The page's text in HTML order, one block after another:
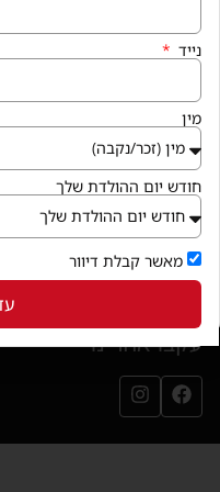
איך מגיעים
חנייה במקום ללא עלות
בואו לבקר
(נפתח בחלון חדש)
שירותי הקניון
עקבו אחרינו
עמוד הפייסבוק שלנו
עמוד האינסטגרם
נייד
מין
חודש יום ההולדת שלך
מאשר קבלת דיוור